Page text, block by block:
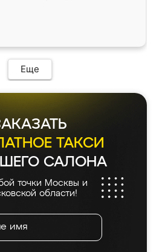
Служит кухня уже почти
нет.
Еще
ТАКСИ
САЛОНА
точки Москвы и
области!